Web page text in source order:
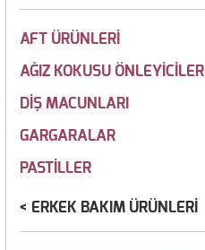
AFT ÜRÜNLERİ
AĞIZ KOKUSU ÖNLEYİCİLER
DİŞ MACUNLARI
GARGARALAR
PASTİLLER
ERKEK BAKIM ÜRÜNLERİ